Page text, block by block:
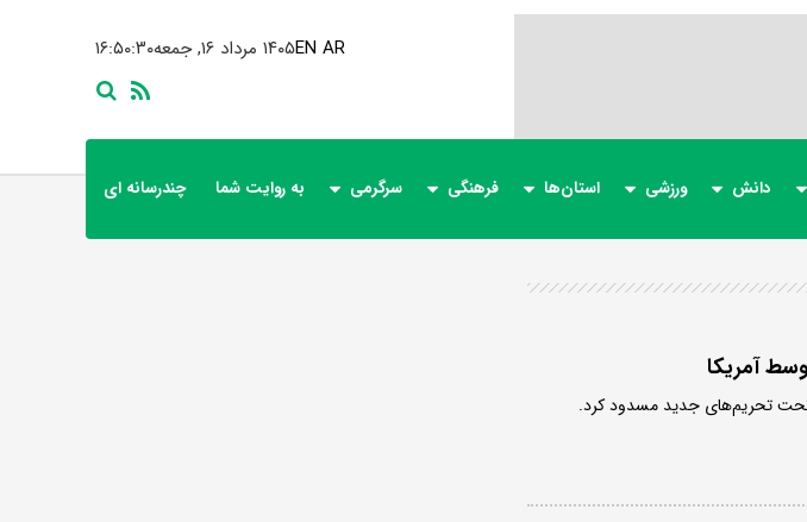
۱۶:۵۰:۳۰ ۱۴۰۵ مرداد ۱۶, جمعهEN AR
دانش ورزشی استان‌ها فرهنگی سرگرمی به روایت شما چندرسانه ای